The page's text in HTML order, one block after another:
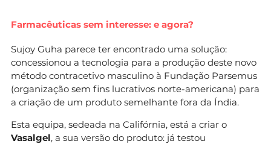
Farmacêuticas sem interesse: e agora?
Sujoy Guha parece ter encontrado uma solução:
concessionou a tecnologia para a produção deste novo
método contracetivo masculino à Fundação Parsemus
(organização sem fins lucrativos norte-americana) para
a criação de um produto semelhante fora da Índia.
Esta equipa, sedeada na Califórnia, está a criar o
Vasalgel, a sua versão do produto: já testou